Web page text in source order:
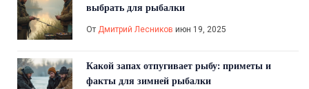
выбрать для рыбалки
От Дмитрий Лесников июн 19, 2025
Какой запах отпугивает рыбу: приметы и
факты для зимней рыбалки